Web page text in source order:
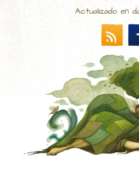
Actualizado en